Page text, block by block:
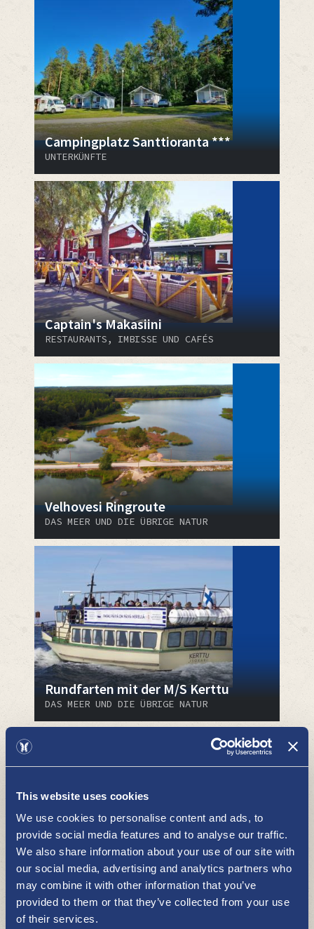
This website uses cookies
We use cookies to personalise content and ads, to
provide social media features and to analyse our traffic.
We also share information about your use of our site with
our social media, advertising and analytics partners who
may combine it with other information that you’ve
provided to them or that they’ve collected from your use
of their services.
Campingplatz Santtioranta ***
UNTERKÜNFTE
Captain's Makasiini
RESTAURANTS, IMBISSE UND CAFÉS
Velhovesi Ringroute
DAS MEER UND DIE ÜBRIGE NATUR
Rundfarten mit der M/S Kerttu
DAS MEER UND DIE ÜBRIGE NATUR
Bistro Bay
RESTAURANTS, IMBISSE UND CAFÉS